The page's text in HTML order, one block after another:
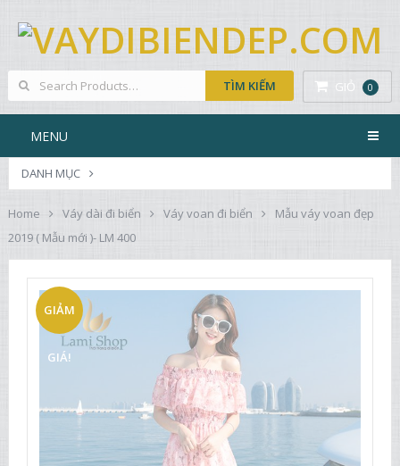
GIỎ 0
MENU
DANH MỤC
Home Váy dài đi biển Váy voan đi biển
Mẫu váy voan đẹp
2019 ( Mẫu mới )- LM 400
GIẢM
GIÁ!